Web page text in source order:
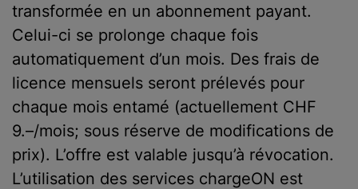
transformée en un abonnement payant.
Celui-ci se prolonge chaque fois
automatiquement d’un mois. Des frais de
licence mensuels seront prélevés pour
chaque mois entamé (actuellement CHF
9.–/mois; sous réserve de modifications de
prix). L’offre est valable jusqu’à révocation.
L’utilisation des services chargeON est